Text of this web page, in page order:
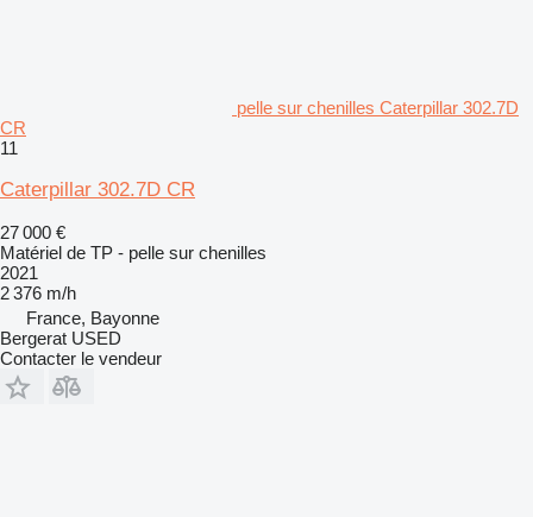
pelle sur chenilles Caterpillar 302.7D
CR
11
Caterpillar 302.7D CR
27 000 €
Matériel de TP - pelle sur chenilles
2021
2 376 m/h
France, Bayonne
Bergerat USED
Contacter le vendeur